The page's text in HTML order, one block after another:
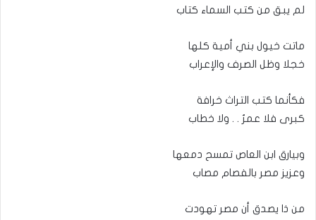
لم يبق من كتب السماء كتاب
ماتت خيول بني أمية كلها
خجلا وظل الصرف والإعراب
فكأنما كتب التراث خرافة
كبرى فلا عمرٌ . . ولا خطاب
وبيارق ابن العاص تمسح دمعها
وعزيز مصر بالفصام مصاب
من ذا يصدق أن مصر تهودت